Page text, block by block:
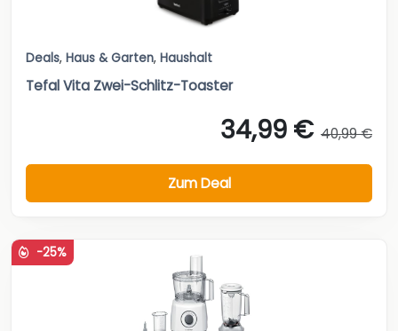
Deals, Haus & Garten, Haushalt
Tefal Vita Zwei-Schlitz-Toaster
34,99 € 40,99 €
Zum Deal
-25%